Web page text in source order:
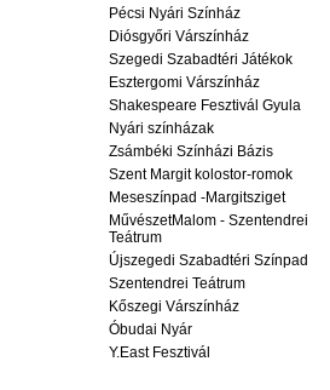
Pécsi Nyári Színház
Diósgyőri Várszínház
Szegedi Szabadtéri Játékok
Esztergomi Várszínház
Shakespeare Fesztivál Gyula
Nyári színházak
Zsámbéki Színházi Bázis
Szent Margit kolostor-romok
Meseszínpad -Margitsziget
MűvészetMalom - Szentendrei
Teátrum
Újszegedi Szabadtéri Színpad
Szentendrei Teátrum
Kőszegi Várszínház
Óbudai Nyár
Y.East Fesztivál